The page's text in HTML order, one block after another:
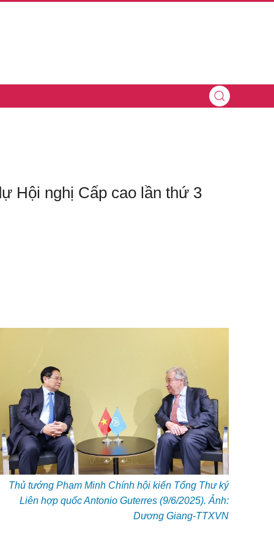
Hội nghị Cấp cao lần thứ 3
Thủ tướng Phạm Minh Chính hội kiến Tổng Thư ký
Liên hợp quốc Antonio Guterres (9/6/2025). Ảnh:
Dương Giang-TTXVN